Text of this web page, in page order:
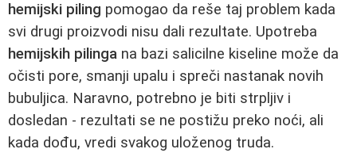
hemijski piling pomogao da reše taj problem kada
svi drugi proizvodi nisu dali rezultate. Upotreba
hemijskih pilinga na bazi salicilne kiseline može da
očisti pore, smanji upalu i spreči nastanak novih
bubuljica. Naravno, potrebno je biti strpljiv i
dosledan - rezultati se ne postižu preko noći, ali
kada dođu, vredi svakog uloženog truda.